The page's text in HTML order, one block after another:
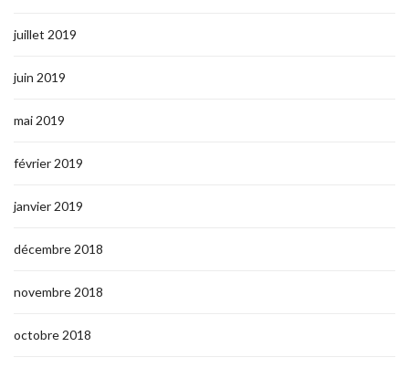
juillet 2019
juin 2019
mai 2019
février 2019
janvier 2019
décembre 2018
novembre 2018
octobre 2018